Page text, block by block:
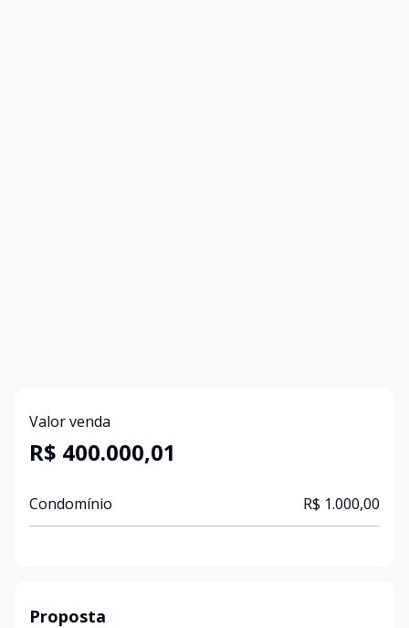
Valor venda
R$ 400.000,01
Condomínio R$ 1.000,00
Proposta